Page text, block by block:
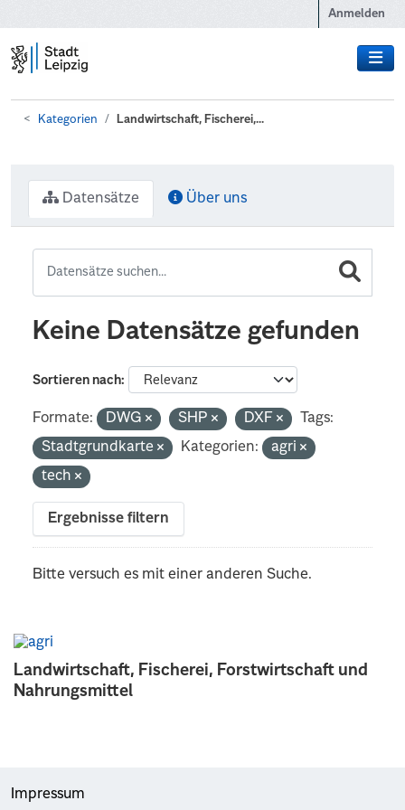
Anmelden
Kategorien Landwirtschaft, Fischerei,...
Landwirtschaft, Fischerei, Forstwirtschaft und
Nahrungsmittel
Datensätze Über uns
Keine Datensätze gefunden
Sortieren nach
Formate: DWG SHP DXF
Tags:
Stadtgrundkarte
Kategorien:
agri
tech
Ergebnisse filtern
Bitte versuch es mit einer anderen Suche.
Impressum